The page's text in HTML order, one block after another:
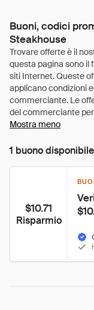
Buoni, codici
Steakhouse
Mostra meno
1 buono disponibile
$10.71
Risparmio